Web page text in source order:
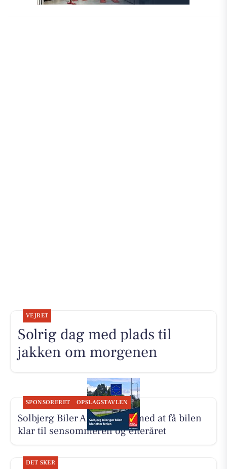
VEJRET
Solrig dag med plads til
jakken om morgenen
SPONSORERET OPSLAGSTAVLEN
Solbjerg Biler ApS hjælper med at få bilen
klar til sensommeren og efteråret
DET SKER